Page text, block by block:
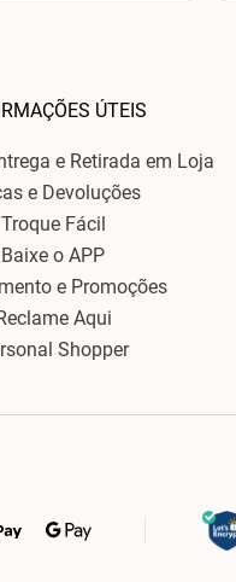
ÚTEIS
e Retirada em Loja
e Devoluções
Troque Fácil
Baixe o APP
e Promoções
Aqui
Shopper